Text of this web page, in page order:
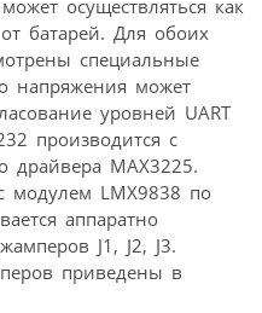
осуществляться как
батарей. Для обоих
специальные
напряжения может
уровней UART
производится с
драйвера MAX3225.
модулем LMX9838 по
аппаратно
J1, J2, J3.
приведены в